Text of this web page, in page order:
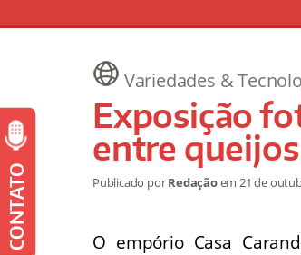
Variedades &
Exposição
entre
Publicado porRedaçãoem21 de
O empório Casa
CONTATO